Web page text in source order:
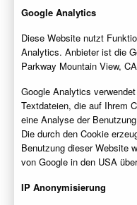
Google Analytics
Diese Website nutzt
Analytics. Anbieter ist die
Parkway Mountain View,
Google Analytics
Textdateien, die auf Ihrem
eine Analyse der
Die durch den Cookie
Benutzung dieser Website
von Google in den USA
IP Anonymisierung